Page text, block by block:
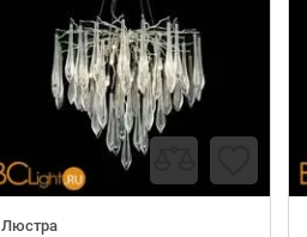
Люстра